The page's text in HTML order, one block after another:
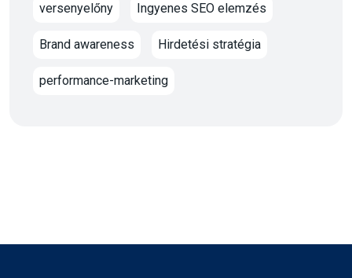
versenyelőny Ingyenes SEO elemzés
Brand awareness Hirdetési stratégia
performance-marketing